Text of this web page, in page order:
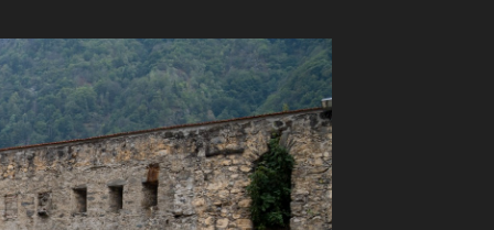
MARKETS, AWARDS
Film Festival Rotterdam
Berlin
Cannes
Festival - Bio to B Industry
Festival